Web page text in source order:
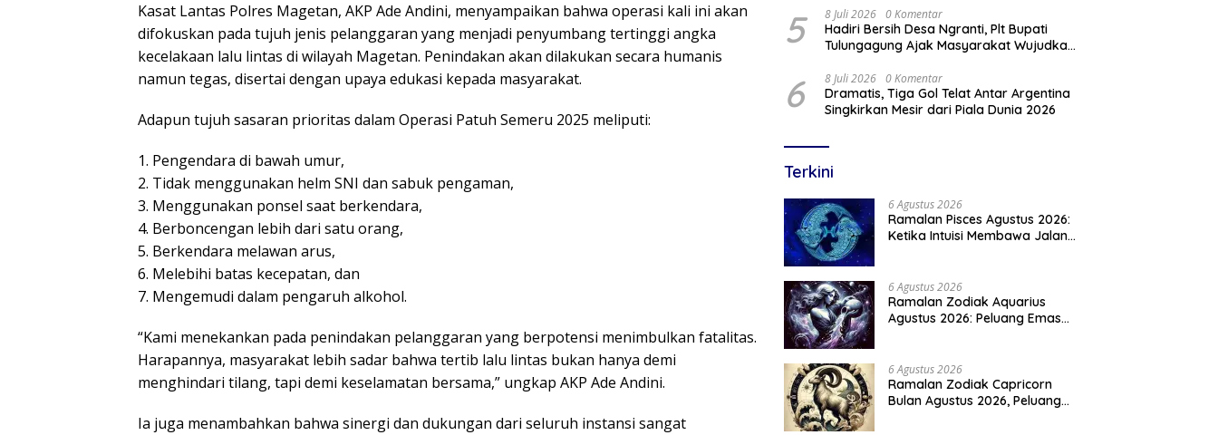
Kasat Lantas Polres Magetan, AKP Ade Andini, menyampaikan bahwa operasi kali ini akan
difokuskan pada tujuh jenis pelanggaran yang menjadi penyumbang tertinggi angka
kecelakaan lalu lintas di wilayah Magetan. Penindakan akan dilakukan secara humanis
namun tegas, disertai dengan upaya edukasi kepada masyarakat.
Adapun tujuh sasaran prioritas dalam Operasi Patuh Semeru 2025 meliputi:
1. Pengendara di bawah umur,
2. Tidak menggunakan helm SNI dan sabuk pengaman,
3. Menggunakan ponsel saat berkendara,
4. Berboncengan lebih dari satu orang,
5. Berkendara melawan arus,
6. Melebihi batas kecepatan, dan
7. Mengemudi dalam pengaruh alkohol.
“Kami menekankan pada penindakan pelanggaran yang berpotensi menimbulkan fatalitas.
Harapannya, masyarakat lebih sadar bahwa tertib lalu lintas bukan hanya demi
menghindari tilang, tapi demi keselamatan bersama,” ungkap AKP Ade Andini.
Ia juga menambahkan bahwa sinergi dan dukungan dari seluruh instansi sangat
5 8 Juli 2026 0 Komentar
Hadiri Bersih Desa Ngranti, Plt Bupati
Tulungagung Ajak Masyarakat Wujudkan
6 8 Juli 2026 0 Komentar
Dramatis, Tiga Gol Telat Antar Argentina
Singkirkan Mesir dari Piala Dunia 2026
Terkini
6 Agustus 2026
Ramalan Pisces Agustus 2026:
Ketika Intuisi Membawa Jalan
6 Agustus 2026
Ramalan Zodiak Aquarius
Agustus 2026: Peluang Emas
6 Agustus 2026
Ramalan Zodiak Capricorn
Bulan Agustus 2026, Peluang